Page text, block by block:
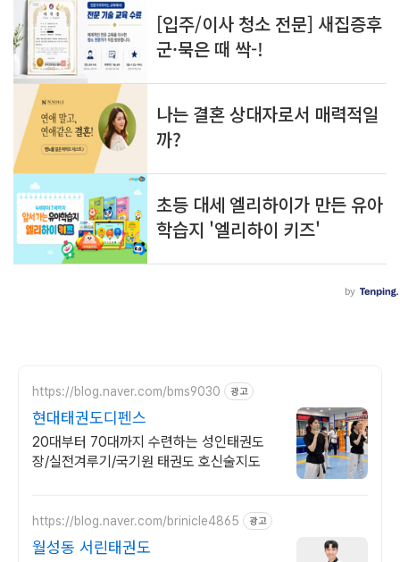
https://blog.naver.com/bms9030 광고
현대태권도디펜스
20대부터 70대까지 수련하는 성인태권도
장/실전겨루기/국기원 태권도 호신술지도
https://blog.naver.com/brinicle4865 광고
월성동 서린태권도